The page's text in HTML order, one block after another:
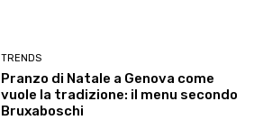
TRENDS
Pranzo di Natale a Genova come
vuole la tradizione: il menu secondo
Bruxaboschi